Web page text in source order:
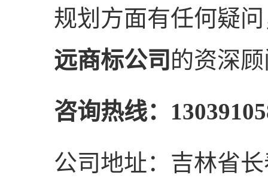
规划方面有任何疑
远商标公司 的资深
咨询热线：
公司地址：吉林省